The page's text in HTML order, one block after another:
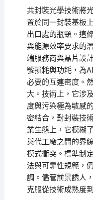
共封裝光學技術將
置於同一封裝基板
出口處的瓶頸。這
與能源效率要求的
端服務商與晶片設
號損耗與功耗，為
必要的互連密度。
大。技術上，它涉
度與污染極為敏感
密結合，對封裝技
業生態上，它模糊
與代工廠之間的界
模式衝突。標準制
法與可靠性規範，
調。儘管前景誘人
克服從技術成熟度